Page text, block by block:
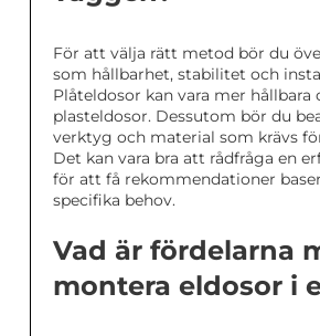
För att välja rätt metod bör du
som hållbarhet, stabilitet och
Plåteldosor kan vara mer hållbara
plasteldosor. Dessutom bör du
verktyg och material som krävs
Det kan vara bra att rådfråga en
för att få rekommendationer
specifika behov.
Vad är fördelarna
montera eldosor i